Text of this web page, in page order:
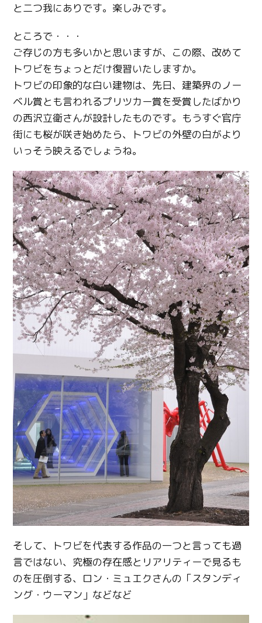
と二つ我にありです。楽しみです。
ところで・・・
ご存じの方も多いかと思いますが、この際、改めて
トワビをちょっとだけ復習いたしますか。
トワビの印象的な白い建物は、先日、建築界のノー
ベル賞とも言われるプリツカー賞を受賞したばかり
の西沢立衛さんが設計したものです。もうすぐ官庁
街にも桜が咲き始めたら、トワビの外壁の白がより
いっそう映えるでしょうね。
そして、トワビを代表する作品の一つと言っても過
言ではない、究極の存在感とリアリティーで見るも
のを圧倒する、ロン・ミュエクさんの「スタンディ
ング・ウーマン」などなど